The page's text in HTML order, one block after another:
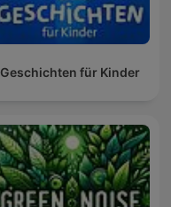
Geschichten für Kinder